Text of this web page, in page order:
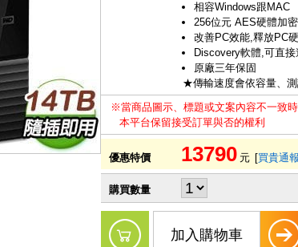
相容Windows跟MAC
256位元 AES硬體加
改善PC效能,釋放PC
Discovery軟體,可直
原廠三年保固
★傳輸速度會依容量、
※當商品圖示、標題或文案內容不一致
本平台保留接受訂單與否的權利
優惠特價 13790 元 [買貴通報
購買數量
加入購物車